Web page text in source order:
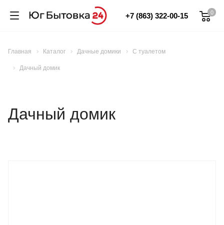
0
+7 (863) 322-00-15
Главная Каталог Дачные домики С туалетом
Дачный домик
Дачный домик